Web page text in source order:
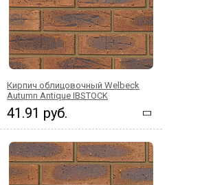
Кирпич облицовочный Welbeck
Autumn Antique IBSTOCK
41.91 руб.